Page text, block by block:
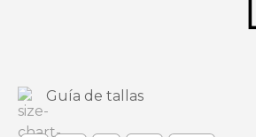
Guía de tallas